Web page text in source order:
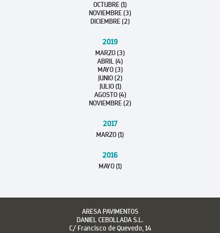
OCTUBRE (1)
NOVIEMBRE (3)
DICIEMBRE (2)
2019
MARZO (3)
ABRIL (4)
MAYO (3)
JUNIO (2)
JULIO (1)
AGOSTO (4)
NOVIEMBRE (2)
2017
MARZO (1)
2016
MAYO (1)
ARESA PAVIMENTOS
DANIEL CEBOLLADA S.L.
C/ Francisco de Quevedo, 14